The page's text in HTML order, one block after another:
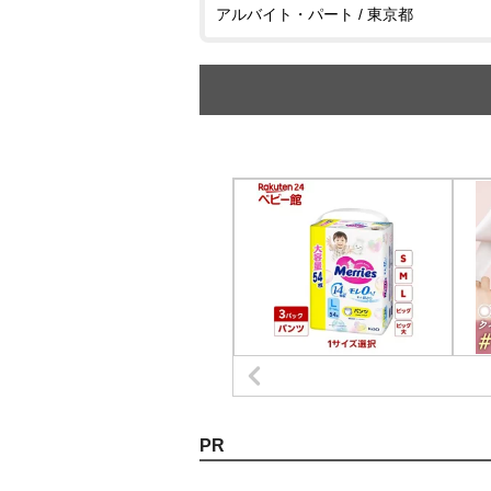
アルバイト・パート / 東京都
PR